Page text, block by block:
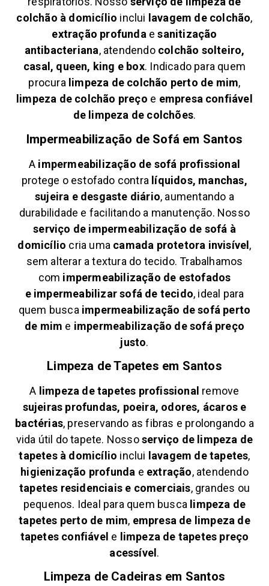
colchão à domicílio inclui lavagem de colchão,
extração profunda esanitização
antibacteriana, atendendo colchão solteiro,
casal, queen, king e box. Indicado para quem
procura limpeza de colchão perto de mim,
limpeza de colchão preço e empresa confiável
de limpeza de colchões.
Impermeabilização de Sofá em Santos
A impermeabilização de sofá profissional
protege o estofado contra líquidos, manchas,
sujeira e desgaste diário, aumentando a
durabilidade e facilitando a manutenção. Nosso
serviço de impermeabilização de sofá à
domicílio cria uma camada protetora invisível,
sem alterar a textura do tecido. Trabalhamos
com impermeabilização de estofados
e impermeabilizar sofá de tecido, ideal para
quem busca impermeabilização de sofá perto
de mim e impermeabilização de sofá preço
justo.
Limpeza de Tapetes em Santos
A limpeza de tapetes profissional remove
sujeiras profundas, poeira, odores, ácaros e
bactérias, preservando as fibras e prolongando a
vida útil do tapete. Nossoserviço de limpeza de
tapetes à domicílio inclui lavagem de tapetes,
higienização profunda e extração, atendendo
tapetes residenciais e comerciais, grandes ou
pequenos. Ideal para quem busca limpeza de
tapetes perto de mim, empresa de limpeza de
tapetes confiável e limpeza de tapetes preço
acessível .
Limpeza de Cadeiras em Santos